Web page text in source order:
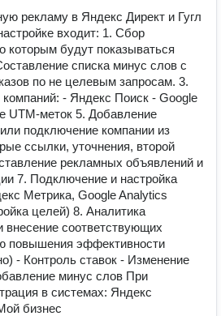
рекламу в Яндекс Директ и Гугл
входит: 1. Сбор
которым будут показываться
списка минус слов с
по не целевым запросам. 3.
- Яндекс Поиск - Google
UTM-меток 5. Добавление
подключение компании из
ссылки, уточнения, второй
рекламных объявлений и
7. Подключение и настройка
Метрика, Google Analytics
целей) 8. Аналитика
внесение соответствующих
повышения эффективности
- Контроль ставок - Изменение
минус слов При
в системах: Яндекс
бизнес